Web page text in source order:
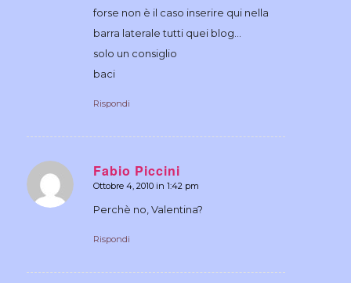
forse non è il caso inserire qui nella
barra laterale tutti quei blog…
solo un consiglio
baci
Rispondi
Fabio Piccini
dice:
Ottobre 4, 2010 in 1:42 pm
Perchè no, Valentina?
Rispondi